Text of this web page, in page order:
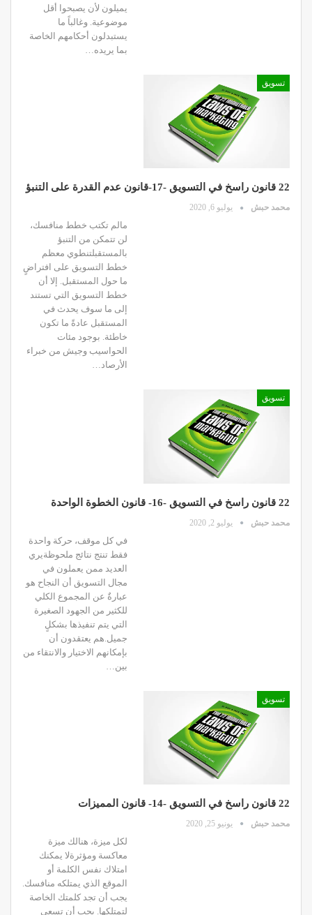
يميلون لأن يصبحوا أقل
موضوعية. وغالباً ما
يستبدلون أحكامهم الخاصة
بما يريده…
تسويق
22 قانون راسخ في التسويق -17-قانون عدم القدرة على التنبؤ
محمد حبش يوليو 6, 2020
مالم تكتب خطط منافسك،
لن تتمكن من التنبؤ
بالمستقبلتنطوي معظم
خطط التسويق على افتراضٍ
ما حول المستقبل. إلا أن
خطط التسويق التي تستند
إلى ما سوف يحدث في
المستقبل عادةً ما تكون
خاطئة. بوجود مئات
الحواسيب وجيش من خبراء
الأرصاد…
تسويق
22 قانون راسخ في التسويق -16- قانون الخطوة الواحدة
محمد حبش يوليو 2, 2020
في كل موقف، حركة واحدة
فقط تنتج نتائج ملحوظةيري
العديد ممن يعملون في
مجال التسويق أن النجاح هو
عبارةٌ عن المجموع الكلي
للكثير من الجهود الصغيرة
التي يتم تنفيذها بشكلٍ
جميل.هم يعتقدون أن
بإمكانهم الاختيار والانتقاء من
بين…
تسويق
22 قانون راسخ في التسويق -14- قانون المميزات
محمد حبش يونيو 25, 2020
لكل ميزة، هنالك ميزة
معاكسة ومؤثرةلا يمكنك
امتلاك نفس الكلمة أو
الموقع الذي يمتلكه منافسك.
يجب أن تجد كلمتك الخاصة
لتمتلكها. يجب أن تسعى